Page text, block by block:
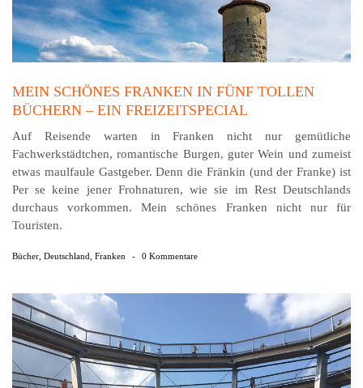
MEIN SCHÖNES FRANKEN IN FÜNF TOLLEN
BÜCHERN – EIN FREIZEITSPECIAL
Auf Reisende warten in Franken nicht nur gemütliche
Fachwerkstädtchen, romantische Burgen, guter Wein und zumeist
etwas maulfaule Gastgeber. Denn die Fränkin (und der Franke) ist
Per se keine jener Frohnaturen, wie sie im Rest Deutschlands
durchaus vorkommen. Mein schönes Franken nicht nur für
Touristen.
Bücher Deutschland Franken - 0 Kommentare